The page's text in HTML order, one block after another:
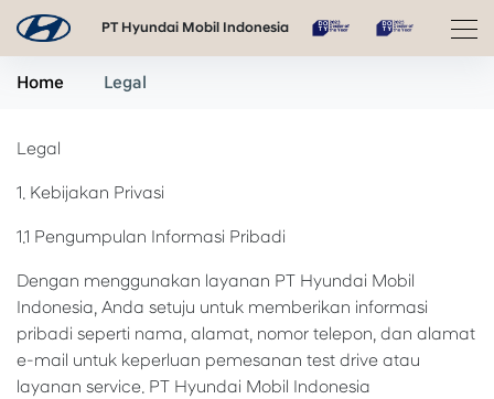
PT Hyundai Mobil Indonesia
Home Legal
Legal
1. Kebijakan Privasi
1.1 Pengumpulan Informasi Pribadi
Dengan menggunakan layanan PT Hyundai Mobil
Indonesia, Anda setuju untuk memberikan informasi
pribadi seperti nama, alamat, nomor telepon, dan alamat
e-mail untuk keperluan pemesanan test drive atau
layanan service. PT Hyundai Mobil Indonesia